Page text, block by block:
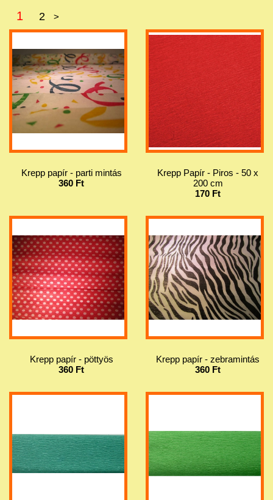
1 2 >
Krepp papír - parti mintás
360 Ft
Krepp Papír - Piros - 50 x
200 cm
170 Ft
Krepp papír - pöttyös
360 Ft
Krepp papír - zebramintás
360 Ft